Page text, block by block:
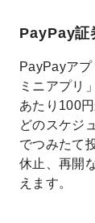
PayPay証
PayPayア
ミニアプリ
あたり100
どのスケジ
でつみたて
休止、再開
えます。